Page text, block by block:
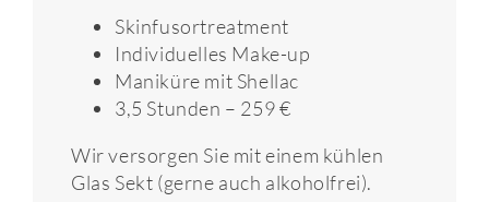
Skinfusortreatment
Individuelles Make-up
Maniküre mit Shellac
3,5 Stunden – 259 €
Wir versorgen Sie mit einem kühlen
Glas Sekt (gerne auch alkoholfrei).